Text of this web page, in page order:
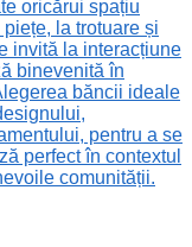
oricărui spațiu
la trotuare și
invită la interacțiune
binevenită în
băncii ideale
pentru a se
perfect în contextul
comunității.